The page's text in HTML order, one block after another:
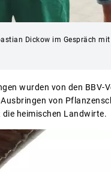
Dickow im Gespräch
wurden von den
von
heimischen Landwirte.